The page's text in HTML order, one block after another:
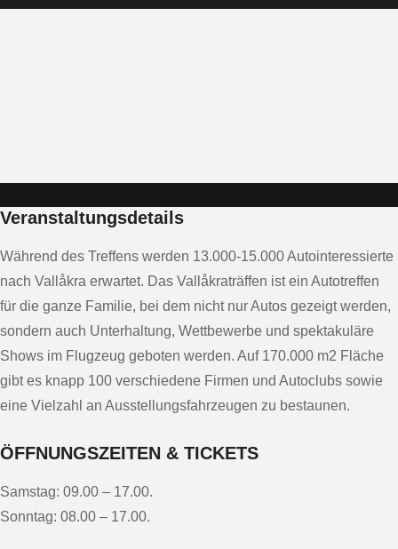
Veranstaltungsdetails
Während des Treffens werden 13.000-15.000 Autointeressierte
nach Vallåkra erwartet. Das Vallåkraträffen ist ein Autotreffen
für die ganze Familie, bei dem nicht nur Autos gezeigt werden,
sondern auch Unterhaltung, Wettbewerbe und spektakuläre
Shows im Flugzeug geboten werden. Auf 170.000 m2 Fläche
gibt es knapp 100 verschiedene Firmen und Autoclubs sowie
eine Vielzahl an Ausstellungsfahrzeugen zu bestaunen.
ÖFFNUNGSZEITEN & TICKETS
Samstag: 09.00 – 17.00.
Sonntag: 08.00 – 17.00.